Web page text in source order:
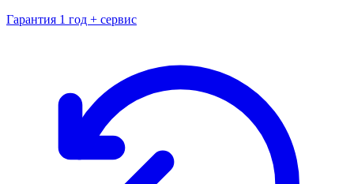
Гарантия 1 год + сервис